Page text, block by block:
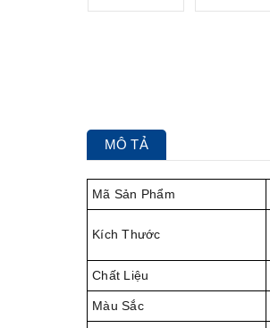
MÔ TẢ
Mã Sản Phẩm
Kích Thước
Chất Liệu
Màu Sắc